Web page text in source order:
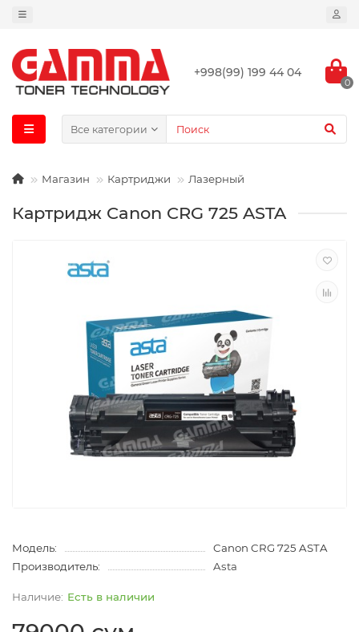
+998(99) 199 44 04
0
Все категории
Магазин Картриджи Лазерный
Картридж Canon CRG 725 ASTA
Модель:
Canon CRG 725 ASTA
Производитель:
Asta
Есть в наличии